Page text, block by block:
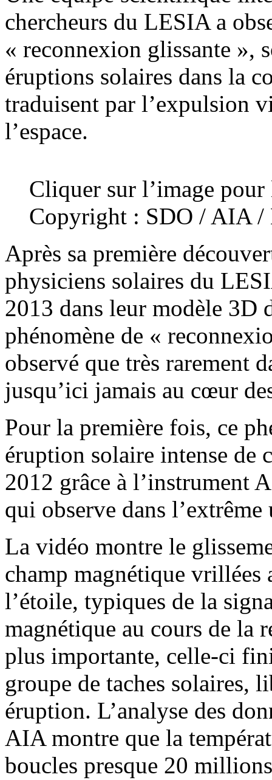
chercheurs du LESIA a
« reconnexion glissante »,
éruptions solaires dans la
traduisent par l’expulsion
l’espace.
Cliquer sur l’image
Copyright : SDO / AIA
Après sa première
physiciens solaires du
2013 dans leur modèle 3D
phénomène de «
observé que très rarement
jusqu’ici jamais au cœur
Pour la première fois, ce
éruption solaire intense de
2012 grâce à l’instrument
qui observe dans
La vidéo montre le
champ magnétique vrillées
l’étoile, typiques de la
magnétique au cours de la
plus importante, celle-ci
groupe de taches solaires,
éruption. L’analyse des
AIA montre que la
boucles presque 20